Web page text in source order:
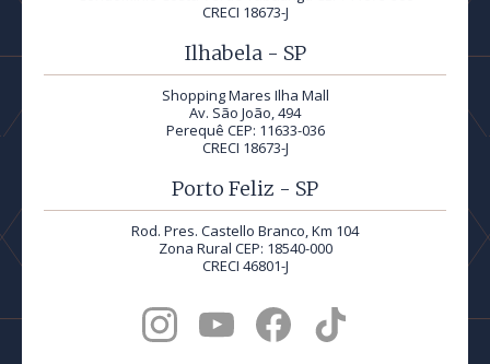
CRECI 18673-J
Ilhabela - SP
Shopping Mares Ilha Mall
Av. São João, 494
Perequê CEP: 11633-036
CRECI 18673-J
Porto Feliz - SP
Rod. Pres. Castello Branco, Km 104
Zona Rural CEP: 18540-000
CRECI 46801-J